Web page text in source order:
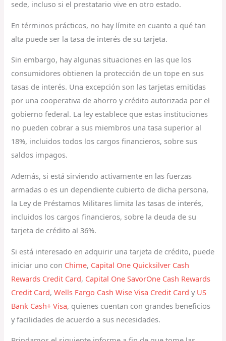
sede, incluso si el prestatario vive en otro estado.
En términos prácticos, no hay límite en cuanto a qué tan
alta puede ser la tasa de interés de su tarjeta.
Sin embargo, hay algunas situaciones en las que los
consumidores obtienen la protección de un tope en sus
tasas de interés. Una excepción son las tarjetas emitidas
por una cooperativa de ahorro y crédito autorizada por el
gobierno federal. La ley establece que estas instituciones
no pueden cobrar a sus miembros una tasa superior al
18%, incluidos todos los cargos financieros, sobre sus
saldos impagos.
Además, si está sirviendo activamente en las fuerzas
armadas o es un dependiente cubierto de dicha persona,
la Ley de Préstamos Militares limita las tasas de interés,
incluidos los cargos financieros, sobre la deuda de su
tarjeta de crédito al 36%.
Si está interesado en adquirir una tarjeta de crédito, puede
iniciar uno con Chime, Capital One Quicksilver Cash
Rewards Credit Card, Capital One SavorOne Cash Rewards
Credit Card,Wells Fargo Cash Wise Visa Credit Card y US
Bank Cash+ Visa, quienes cuentan con grandes beneficios
y facilidades de acuerdo a sus necesidades.